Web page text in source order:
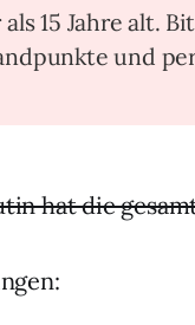
15 Jahre alt.
und
hat die